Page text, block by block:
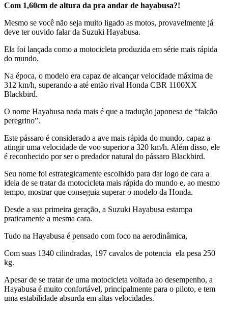
Com 1,60cm de altura da pra andar de hayabusa?!
Mesmo se você não seja muito ligado as motos, provavelmente já
deve ter ouvido falar da Suzuki Hayabusa.
Ela foi lançada como a motocicleta produzida em série mais rápida
do mundo.
Na época, o modelo era capaz de alcançar velocidade máxima de
312 km/h, superando a até então rival Honda CBR 1100XX
Blackbird.
O nome Hayabusa nada mais é que a tradução japonesa de “falcão
peregrino”.
Este pássaro é considerado a ave mais rápida do mundo, capaz a
atingir uma velocidade de voo superior a 320 km/h. Além disso, ele
é reconhecido por ser o predador natural do pássaro Blackbird.
Seu nome foi estrategicamente escolhido para dar logo de cara a
ideia de se tratar da motocicleta mais rápida do mundo e, ao mesmo
tempo, mostrar que conseguia superar o modelo da Honda.
Desde a sua primeira geração, a Suzuki Hayabusa estampa
praticamente a mesma cara.
Tudo na Hayabusa é pensado com foco na aerodinâmica,
Com suas 1340 cilindradas, 197 cavalos de potencia ela pesa 250
kg.
Apesar de se tratar de uma motocicleta voltada ao desempenho, a
Hayabusa é muito confortável, principalmente para o piloto, e tem
uma estabilidade absurda em altas velocidades.